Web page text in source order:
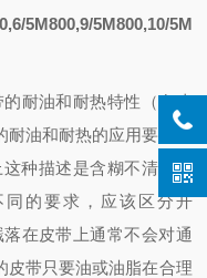
5M800,9/5M800,10/5M
油和耐热特性（在皮
耐油和耐热的应用要求，
种描述是含糊不清的，
的要求，应该区分开
在皮带上通常不会对通
皮带只要油或油脂在合理